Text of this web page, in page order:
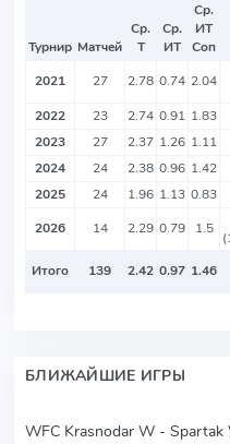
Турнир Матчей
Ср.
Т
Ср.
ИТ
Ср.
ИТ
Соп
2021
27 2.78 0.74 2.04
2022
23 2.74 0.91 1.83
2023
27 2.37 1.26 1.11
2024
24 2.38 0.96 1.42
2025
24 1.96 1.13 0.83
2026
14 2.29 0.79 1.5
Итого 139 2.42 0.97 1.46
БЛИЖАЙШИЕ ИГРЫ
WFC Krasnodar W - Spartak